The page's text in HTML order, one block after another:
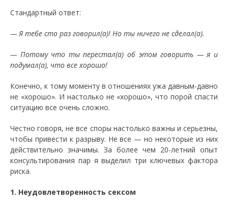
Стандартный ответ:
— Я тебе сто раз говорил(а)! Но ты ничего не сделал(а).
— Потому что ты перестал(а) об этом говорить — я и
подумал(а), что все хорошо!
Конечно, к тому моменту в отношениях ужа давным-давно
не «хорошо». И настолько не «хорошо», что порой спасти
ситуацию все очень сложно.
Честно говоря, не все споры настолько важны и серьезны,
чтобы привести к разрыву. Не все — но некоторые из них
действительно значимы. За более чем 20-летний опыт
консультирования пар я выделил три ключевых фактора
риска.
1. Неудовлетворенность сексом